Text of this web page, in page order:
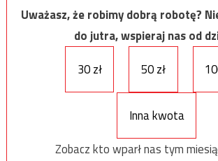
Uważasz, że robimy dobrą robotę?
do jutra, wspieraj nas od
30 zł
50 zł
Inna kwota
Zobacz kto wparł nas tym